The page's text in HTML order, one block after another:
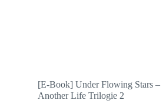
[E-Book] Under Flowing Stars –
Another Life Trilogie 2